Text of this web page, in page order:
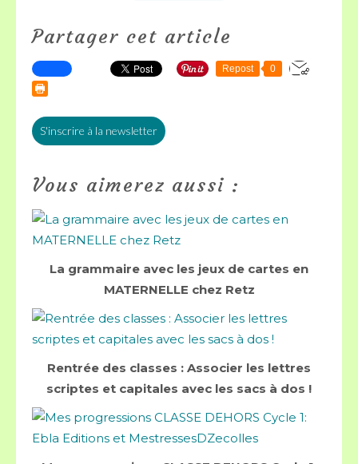
Partager cet article
Repost 0
S'inscrire à la newsletter
Vous aimerez aussi :
La grammaire avec les jeux de cartes en
MATERNELLE chez Retz
Rentrée des classes : Associer les lettres
scriptes et capitales avec les sacs à dos !